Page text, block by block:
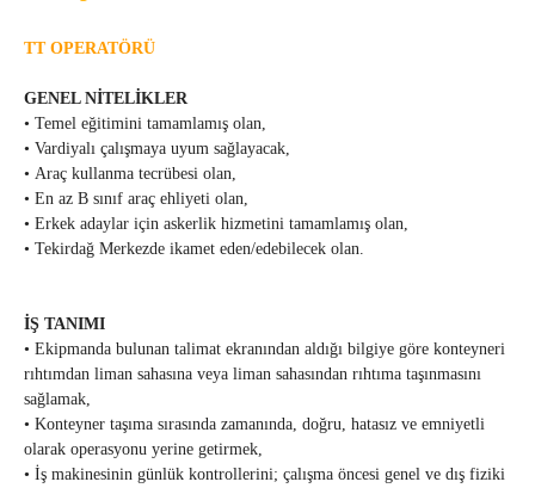
TT OPERATÖRÜ
GENEL NİTELİKLER
• Temel eğitimini tamamlamış olan,
• Vardiyalı çalışmaya uyum sağlayacak,
• Araç kullanma tecrübesi olan,
• En az B sınıf araç ehliyeti olan,
• Erkek adaylar için askerlik hizmetini tamamlamış olan,
• Tekirdağ Merkezde ikamet eden/edebilecek olan.
İŞ TANIMI
• Ekipmanda bulunan talimat ekranından aldığı bilgiye göre konteyneri
rıhtımdan liman sahasına veya liman sahasından rıhtıma taşınmasını
sağlamak,
• Konteyner taşıma sırasında zamanında, doğru, hatasız ve emniyetli
olarak operasyonu yerine getirmek,
• İş makinesinin günlük kontrollerini; çalışma öncesi genel ve dış fiziki